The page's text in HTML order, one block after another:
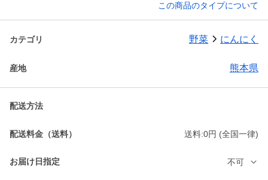
この商品のタイプについて
カテゴリ 野菜 にんにく
産地 熊本県
配送方法
配送料金（送料） 送料:0円 (全国一律)
お届け日指定 不可